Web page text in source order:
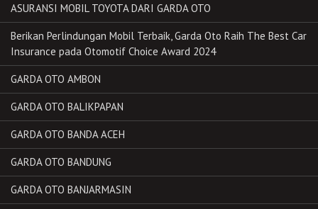
ASURANSI MOBIL TOYOTA DARI GARDA OTO
Berikan Perlindungan Mobil Terbaik, Garda Oto Raih The Best Car
Insurance pada Otomotif Choice Award 2024
GARDA OTO AMBON
GARDA OTO BALIKPAPAN
GARDA OTO BANDA ACEH
GARDA OTO BANDUNG
GARDA OTO BANJARMASIN